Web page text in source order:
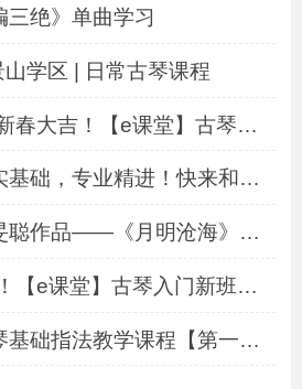
三绝》单曲学习
山学区 | 日常古琴课程
开班啦丨2026新春大吉！【e课堂】古琴入门
度一琴课丨夯实基础，专业精进！快来和凌一
音乐专辑丨吴旻聪作品——《月明沧海》黑胶
2026好运启动！【e课堂】古琴入门新班开始
直播预告：古琴基础指法教学课程【第一讲】